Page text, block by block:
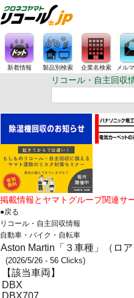
新着情報 製品別検索 企業名検索 メル
リコール・自主回収
掲載情報とヤマトグループ関連サ
●戻る
リコール・自主回収情報
自動車・バイク・自転車
Aston Martin「３車種」（ロ
(2026/5/26 - 56 Clicks)
【該当車両】
DBX
DBX707